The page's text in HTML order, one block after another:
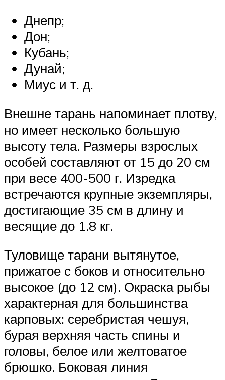
Днепр;
Дон;
Кубань;
Дунай;
Миус и т. д.
Внешне тарань напоминает плотву,
но имеет несколько большую
высоту тела. Размеры взрослых
особей составляют от 15 до 20 см
при весе 400-500 г. Изредка
встречаются крупные экземпляры,
достигающие 35 см в длину и
весящие до 1.8 кг.
Туловище тарани вытянутое,
прижатое с боков и относительно
высокое (до 12 см). Окраска рыбы
характерная для большинства
карповых: серебристая чешуя,
бурая верхняя часть спины и
головы, белое или желтоватое
брюшко. Боковая линия